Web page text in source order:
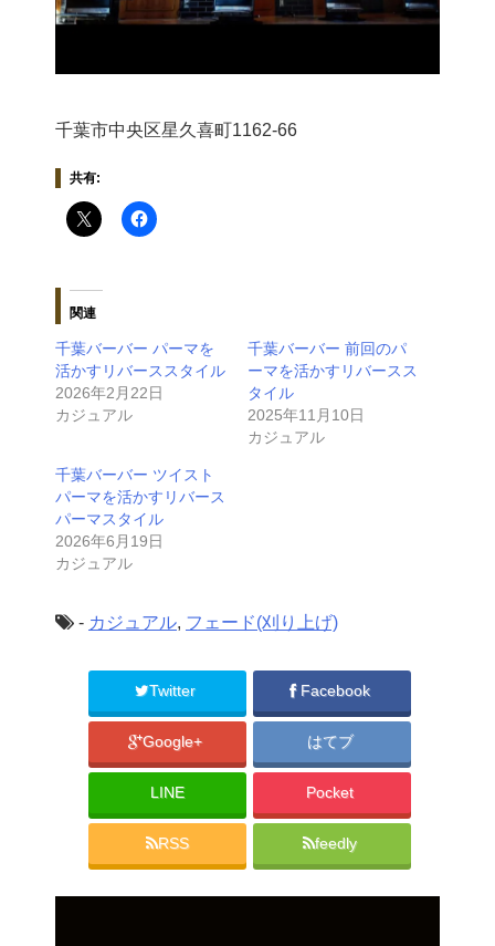
千葉市中央区星久喜町1162-66
共有:
関連
千葉バーバー パーマを
活かすリバーススタイル
2026年2月22日
カジュアル
千葉バーバー 前回のパ
ーマを活かすリバースス
タイル
2025年11月10日
カジュアル
千葉バーバー ツイスト
パーマを活かすリバース
パーマスタイル
2026年6月19日
カジュアル
- カジュアル, フェード(刈り上げ)
Twitter Facebook
Google+ はてブ
LINE Pocket
RSS feedly